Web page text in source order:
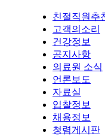
친절직원추
고객의소리
건강정보
공지사항
의료원 소식
언론보도
자료실
입찰정보
채용정보
청렴게시판